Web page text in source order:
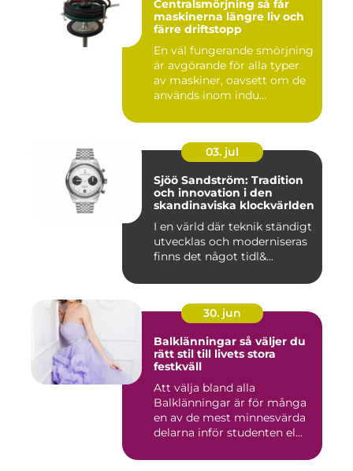
Centralsmörjning så får
maskinerna längre liv och
färre driftstopp
En väl fungerande smörjning
är avgörande för alla typer
av maskiner, oavsett om de
används inom indu...
03. jul
Sjöö Sandström: Tradition
och innovation i den
skandinaviska klockvärlden
I en värld där teknik ständigt
utvecklas och moderniseras
finns det något tidl&...
30. jun
Balklänningar så väljer du
rätt stil till livets stora
festkväll
Att välja bland alla
Balklänningar är för många
en av de mest minnesvärda
delarna inför studenten el...